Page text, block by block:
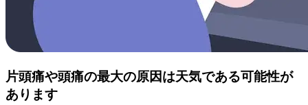
片頭痛や頭痛の最大の原因は天気である可能性が
あります